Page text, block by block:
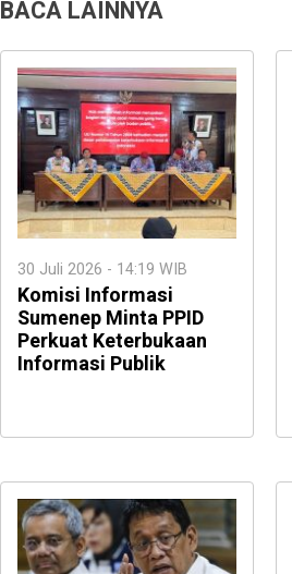
BACA LAINNYA
30 Juli 2026 - 14:19 WIB
Komisi Informasi
Sumenep Minta PPID
Perkuat Keterbukaan
Informasi Publik